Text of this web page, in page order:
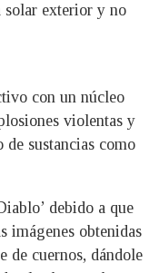
solar exterior y no
con un núcleo
violentas y
sustancias como
debido a que
imágenes obtenidas
de cuernos, dándole